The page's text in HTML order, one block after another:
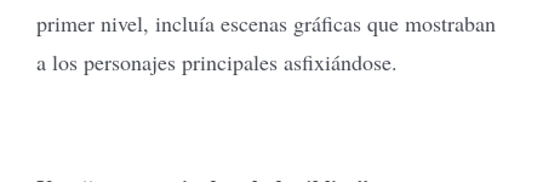
primer nivel, incluía escenas gráficas que mostraban
a los personajes principales asfixiándose.